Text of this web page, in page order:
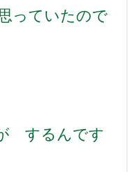
っていたので
するんです